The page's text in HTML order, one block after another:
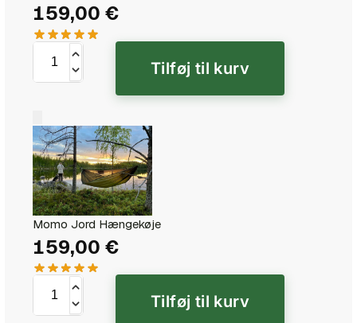
159,00 €
Tilføj til kurv
Momo Jord Hængekøje
159,00 €
Tilføj til kurv